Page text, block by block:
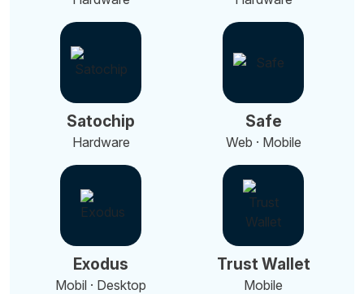
Satochip
Hardware
Safe
Web · Mobile
Exodus
Mobil · Desktop
Trust Wallet
Mobile